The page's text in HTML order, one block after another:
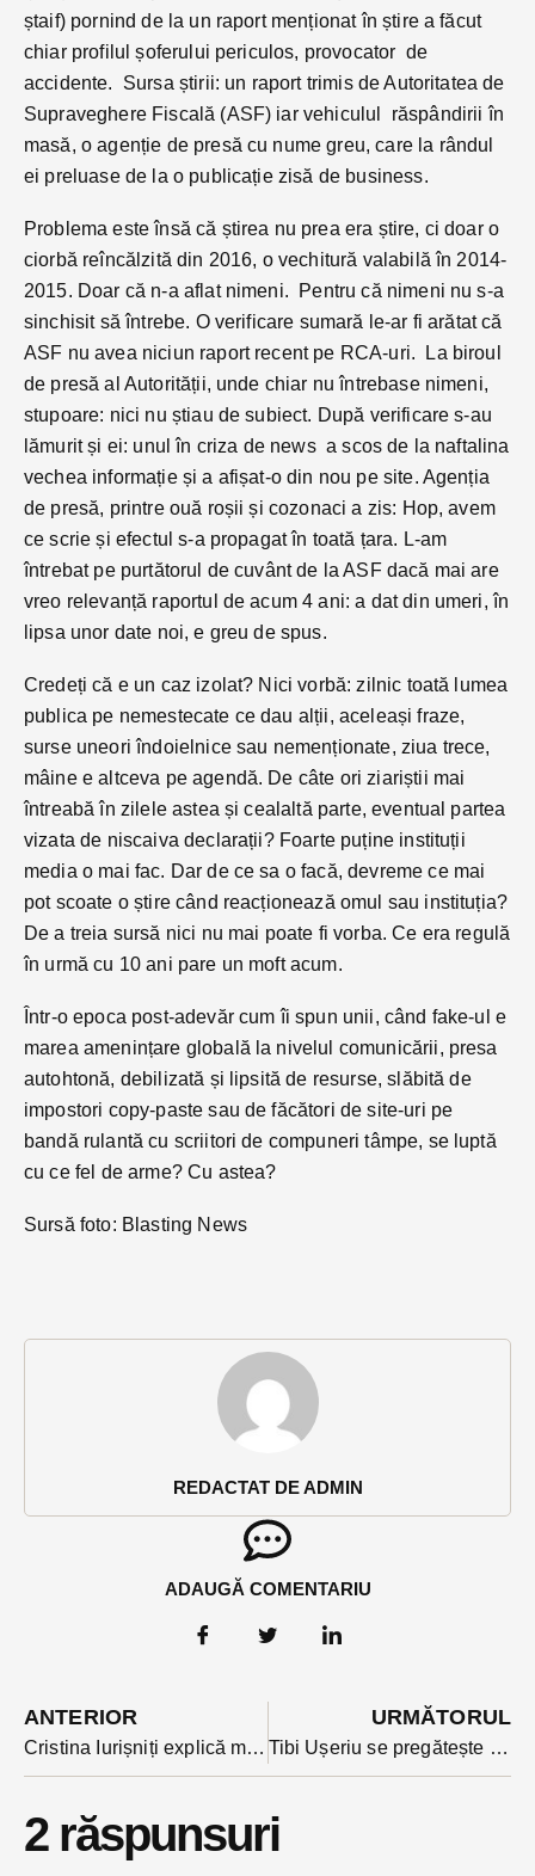
REDACTAT DE ADMIN
ADAUGĂ COMENTARIU
ștaif) pornind de la un raport menționat în știre a făcut
chiar profilul șoferului periculos, provocator de
accidente. Sursa știrii: un raport trimis de Autoritatea de
Supraveghere Fiscală (ASF) iar vehiculul răspândirii în
masă, o agenție de presă cu nume greu, care la rândul
ei preluase de la o publicație zisă de business.
Problema este însă că știrea nu prea era știre, ci doar o
ciorbă reîncălzită din 2016, o vechitură valabilă în 2014-
2015. Doar că n-a aflat nimeni. Pentru că nimeni nu s-a
sinchisit să întrebe. O verificare sumară le-ar fi arătat că
ASF nu avea niciun raport recent pe RCA-uri. La biroul
de presă al Autorității, unde chiar nu întrebase nimeni,
stupoare: nici nu știau de subiect. După verificare s-au
lămurit și ei: unul în criza de news a scos de la naftalina
vechea informație și a afișat-o din nou pe site. Agenția
de presă, printre ouă roșii și cozonaci a zis: Hop, avem
ce scrie și efectul s-a propagat în toată țara. L-am
întrebat pe purtătorul de cuvânt de la ASF dacă mai are
vreo relevanță raportul de acum 4 ani: a dat din umeri, în
lipsa unor date noi, e greu de spus.
Credeți că e un caz izolat? Nici vorbă: zilnic toată lumea
publica pe nemestecate ce dau alții, aceleași fraze,
surse uneori îndoielnice sau nemenționate, ziua trece,
mâine e altceva pe agendă. De câte ori ziariștii mai
întreabă în zilele astea și cealaltă parte, eventual partea
vizata de niscaiva declarații? Foarte puține instituții
media o mai fac. Dar de ce sa o facă, devreme ce mai
pot scoate o știre când reacționează omul sau instituția?
De a treia sursă nici nu mai poate fi vorba. Ce era regulă
în urmă cu 10 ani pare un moft acum.
Într-o epoca post-adevăr cum îi spun unii, când fake-ul e
marea amenințare globală la nivelul comunicării, presa
autohtonă, debilizată și lipsită de resurse, slăbită de
impostori copy-paste sau de făcători de site-uri pe
bandă rulantă cu scriitori de compuneri tâmpe, se luptă
cu ce fel de arme? Cu astea?
Sursă foto: Blasting News
ANTERIOR
Cristina Iurișniți explică motivul stupid pentru care programul pilot masa caldă pentru copii este inaplicabil : guvernanții nu pot sincroniza anul școlar cu anul fiscal
URMĂTORUL
Tibi Ușeriu se pregătește pentru Ultramaratonul din Himalaya. Va lua cu el tricolorul care l-a însoțit și la Cercul Polar
2 răspunsuri